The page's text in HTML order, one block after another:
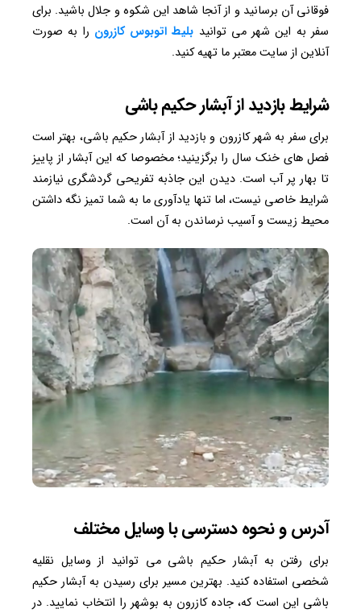
فوقانی آن برسانید و از آنجا شاهد این شکوه و جلال باشید. برای
سفر به این شهر می توانید بلیط اتوبوس کازرون را به صورت
آنلاین از سایت معتبر ما تهیه کنید.
شرایط بازدید از آبشار حکیم باشی
برای سفر به شهر کازرون و بازدید از آبشار حکیم باشی، بهتر است
فصل های خنک سال را برگزینید؛ مخصوصا که این آبشار از پاییز
تا بهار پر آب است. دیدن این جاذبه تفریحی گردشگری نیازمند
شرایط خاصی نیست، اما تنها یادآوری ما به شما تمیز نگه داشتن
محیط زیست و آسیب نرساندن به آن است.
آدرس و نحوه دسترسی با وسایل مختلف
برای رفتن به آبشار حکیم باشی می توانید از وسایل نقلیه
شخصی استفاده کنید. بهترین مسیر برای رسیدن به آبشار حکیم
باشی این است که، جاده کازرون به بوشهر را انتخاب نمایید. در